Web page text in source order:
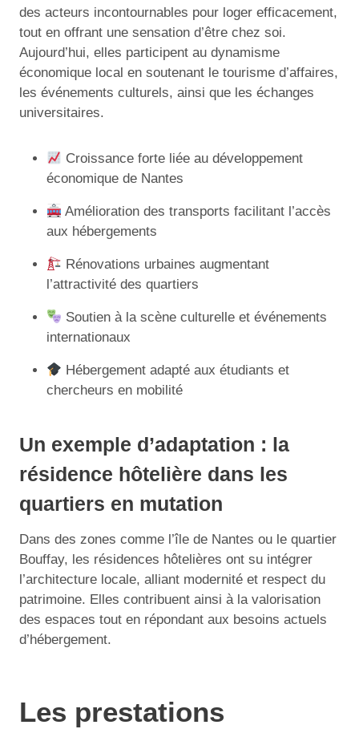
des acteurs incontournables pour loger efficacement,
tout en offrant une sensation d’être chez soi.
Aujourd’hui, elles participent au dynamisme
économique local en soutenant le tourisme d’affaires,
les événements culturels, ainsi que les échanges
universitaires.
Croissance forte liée au développement
économique de Nantes
Amélioration des transports facilitant l’accès
aux hébergements
Rénovations urbaines augmentant
l’attractivité des quartiers
Soutien à la scène culturelle et événements
internationaux
Hébergement adapté aux étudiants et
chercheurs en mobilité
Un exemple d’adaptation : la
résidence hôtelière dans les
quartiers en mutation
Dans des zones comme l’île de Nantes ou le quartier
Bouffay, les résidences hôtelières ont su intégrer
l’architecture locale, alliant modernité et respect du
patrimoine. Elles contribuent ainsi à la valorisation
des espaces tout en répondant aux besoins actuels
d’hébergement.
Les prestations